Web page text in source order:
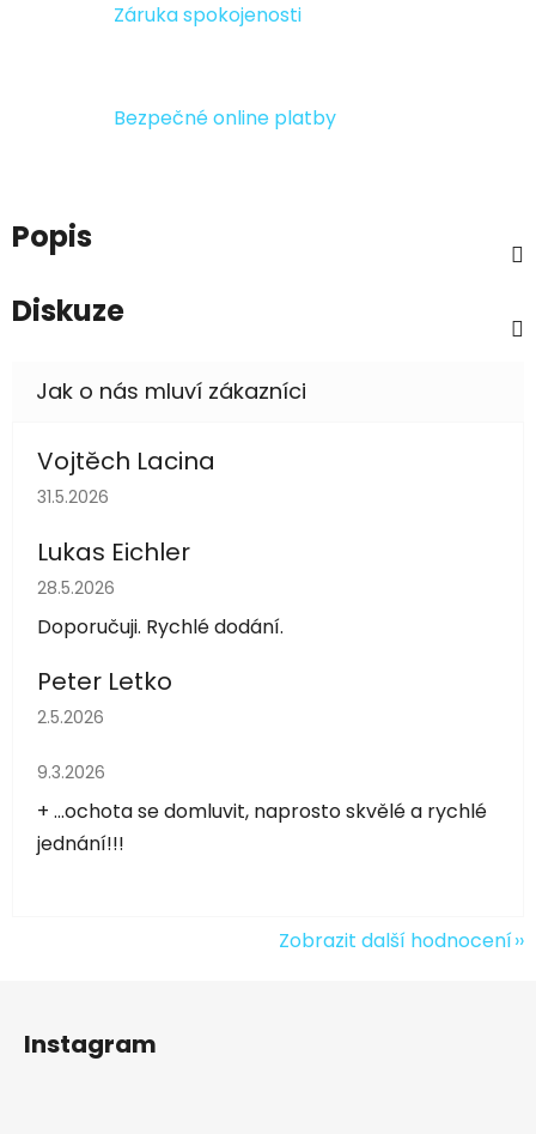
Záruka spokojenosti
Bezpečné online platby
Popis
Diskuze
Vojtěch Lacina
Hodnocení obchodu je 5 z 5 hvězdiček.
31.5.2026
Lukas Eichler
Hodnocení obchodu je 5 z 5 hvězdiček.
28.5.2026
Doporučuji. Rychlé dodání.
Peter Letko
Hodnocení obchodu je 5 z 5 hvězdiček.
2.5.2026
Hodnocení obchodu je 5 z 5 hvězdiček.
9.3.2026
+ ...ochota se domluvit, naprosto skvělé a rychlé
jednání!!!
Zobrazit další hodnocení
Instagram